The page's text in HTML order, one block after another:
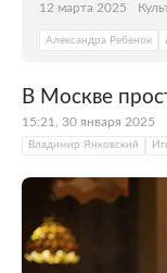
12 марта 2025
Александра Ребенок
В Москве
15:21, 30 января 2025
Владимир Янковский